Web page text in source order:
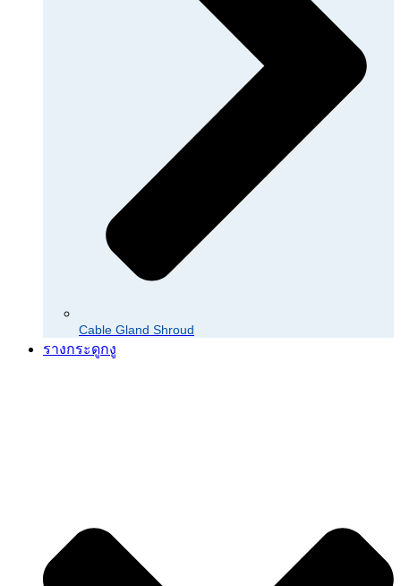
Cable Gland Shroud
รางกระดูกงู